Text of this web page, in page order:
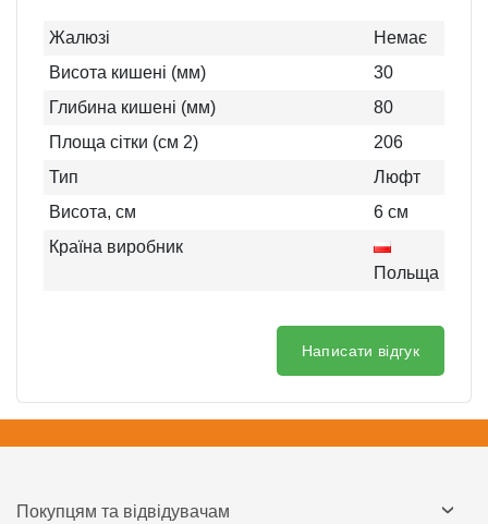
Жалюзі
Немає
Висота кишені (мм)
30
Глибина кишені (мм)
80
Площа сітки (см 2)
206
Тип
Люфт
Висота, см
6 см
Країна виробник
Польща
Написати відгук
Покупцям та відвідувачам